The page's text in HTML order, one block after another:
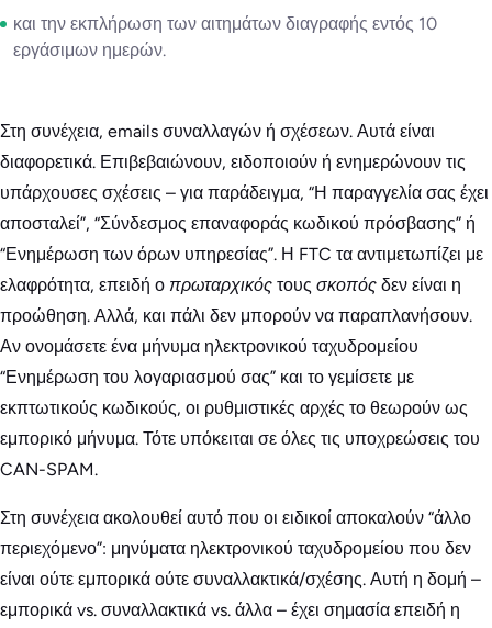
και την εκπλήρωση των αιτημάτων διαγραφής εντός 10
εργάσιμων ημερών.
Στη συνέχεια, emails συναλλαγών ή σχέσεων. Αυτά είναι
διαφορετικά. Επιβεβαιώνουν, ειδοποιούν ή ενημερώνουν τις
υπάρχουσες σχέσεις – για παράδειγμα, “Η παραγγελία σας έχει
αποσταλεί”, “Σύνδεσμος επαναφοράς κωδικού πρόσβασης” ή
“Ενημέρωση των όρων υπηρεσίας”. Η FTC τα αντιμετωπίζει με
ελαφρότητα, επειδή ο πρωταρχικός τους σκοπός δεν είναι η
προώθηση. Αλλά, και πάλι δεν μπορούν να παραπλανήσουν.
Αν ονομάσετε ένα μήνυμα ηλεκτρονικού ταχυδρομείου
“Ενημέρωση του λογαριασμού σας” και το γεμίσετε με
εκπτωτικούς κωδικούς, οι ρυθμιστικές αρχές το θεωρούν ως
εμπορικό μήνυμα. Τότε υπόκειται σε όλες τις υποχρεώσεις του
CAN-SPAM.
Στη συνέχεια ακολουθεί αυτό που οι ειδικοί αποκαλούν “άλλο
περιεχόμενο”: μηνύματα ηλεκτρονικού ταχυδρομείου που δεν
είναι ούτε εμπορικά ούτε συναλλακτικά/σχέσης. Αυτή η δομή –
εμπορικά vs. συναλλακτικά vs. άλλα – έχει σημασία επειδή η